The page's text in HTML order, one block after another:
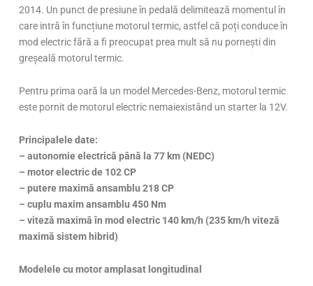
2014. Un punct de presiune în pedală delimitează momentul în
care intră în funcțiune motorul termic, astfel că poți conduce în
mod electric fără a fi preocupat prea mult să nu pornești din
greșeală motorul termic.
Pentru prima oară la un model Mercedes-Benz, motorul termic
este pornit de motorul electric nemaiexistând un starter la 12V.
Principalele date:
– autonomie electrică până la 77 km (NEDC)
– motor electric de 102 CP
– putere maximă ansamblu 218 CP
– cuplu maxim ansamblu 450 Nm
– viteză maximă în mod electric 140 km/h (235 km/h viteză
maximă sistem hibrid)
Modelele cu motor amplasat longitudinal